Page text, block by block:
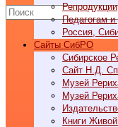
Репродукции
Педагогам
Россия,
Cайты СибРО
Сибирское
Сайт Н.Д.
Музей
Музей
Книги